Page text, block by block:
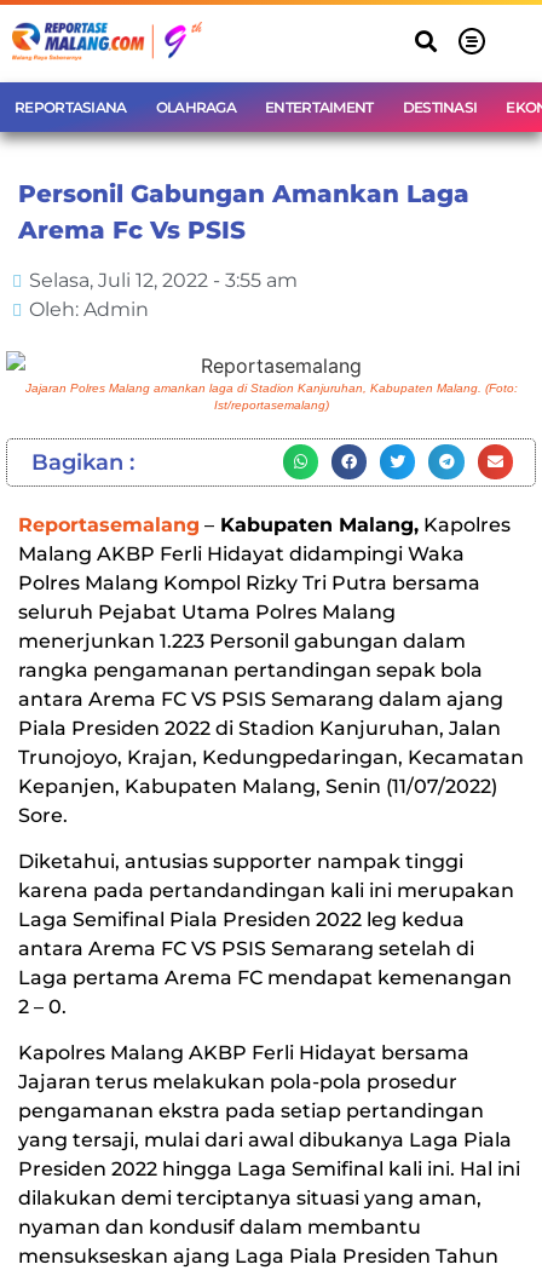
REPORTASIANA OLAHRAGA ENTERTAIMENT DESTINASI
Personil Gabungan Amankan Laga
Arema Fc Vs PSIS
Selasa, Juli 12, 2022 - 3:55 am
Oleh: Admin
Jajaran Polres Malang amankan laga di Stadion Kanjuruhan, Kabupaten Malang. (Foto:
Ist/reportasemalang)
Bagikan :
Reportasemalang – Kabupaten Malang, Kapolres
Malang AKBP Ferli Hidayat didampingi Waka
Polres Malang Kompol Rizky Tri Putra bersama
seluruh Pejabat Utama Polres Malang
menerjunkan 1.223 Personil gabungan dalam
rangka pengamanan pertandingan sepak bola
antara Arema FC VS PSIS Semarang dalam ajang
Piala Presiden 2022 di Stadion Kanjuruhan, Jalan
Trunojoyo, Krajan, Kedungpedaringan, Kecamatan
Kepanjen, Kabupaten Malang, Senin (11/07/2022)
Sore.
Diketahui, antusias supporter nampak tinggi
karena pada pertandandingan kali ini merupakan
Laga Semifinal Piala Presiden 2022 leg kedua
antara Arema FC VS PSIS Semarang setelah di
Laga pertama Arema FC mendapat kemenangan
2 – 0.
Kapolres Malang AKBP Ferli Hidayat bersama
Jajaran terus melakukan pola-pola prosedur
pengamanan ekstra pada setiap pertandingan
yang tersaji, mulai dari awal dibukanya Laga Piala
Presiden 2022 hingga Laga Semifinal kali ini. Hal ini
dilakukan demi terciptanya situasi yang aman,
nyaman dan kondusif dalam membantu
mensukseskan ajang Laga Piala Presiden Tahun